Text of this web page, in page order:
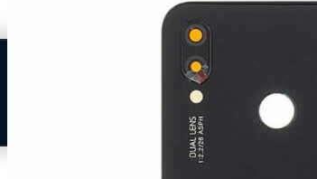
Klantenservice
Neem contact op
Veelgestelde vragen